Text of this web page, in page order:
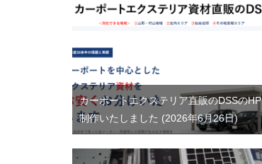
カーポートエクステリア直販のDSSのHP
制作いたしました
2026年6月26日